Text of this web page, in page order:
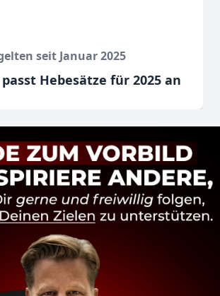
seit Januar 2025
Hebesätze für 2025 an